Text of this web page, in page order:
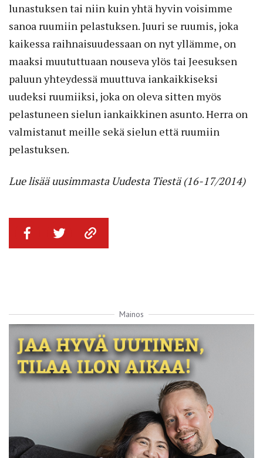
lunastuksen tai niin kuin yhtä hyvin voisimme
sanoa ruumiin pelastuksen. Juuri se ruumis, joka
kaikessa raihnaisuudessaan on nyt yllämme, on
maaksi muututtuaan nouseva ylös tai Jeesuksen
paluun yhteydessä muuttuva iankaikkiseksi
uudeksi ruumiiksi, joka on oleva sitten myös
pelastuneen sielun iankaikkinen asunto. Herra on
valmistanut meille sekä sielun että ruumiin
pelastuksen.
Lue lisää uusimmasta Uudesta Tiestä (16-17/2014)
Mainos